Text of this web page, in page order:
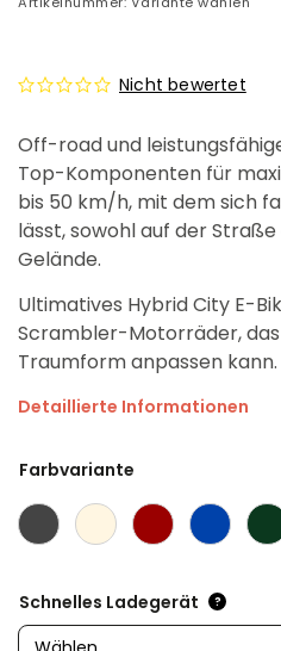
Nicht bewertet
Off-road und
Top-Komponenten für
bis 50 km/h, mit dem sich
lässt, sowohl auf der
Gelände.
Ultimatives Hybrid City E-
Scrambler-Motorräder, das
Traumform anpassen kann.
Detaillierte Informationen
Farbvariante
Schnelles Ladegerät ?